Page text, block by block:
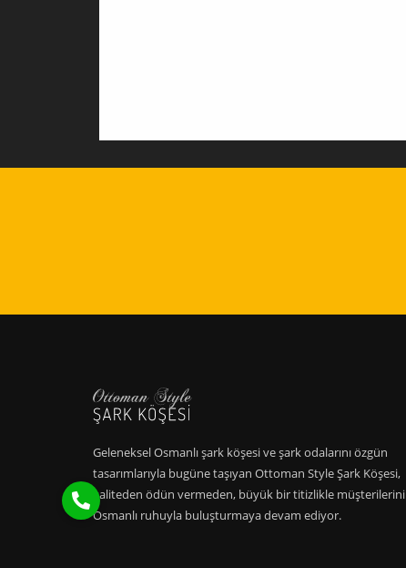
Geleneksel Osmanlı şark köşesi ve şark odalarını özgün
tasarımlarıyla bugüne taşıyan Ottoman Style Şark Köşesi,
kaliteden ödün vermeden, büyük bir titizlikle müşterilerini
Osmanlı ruhuyla buluşturmaya devam ediyor.